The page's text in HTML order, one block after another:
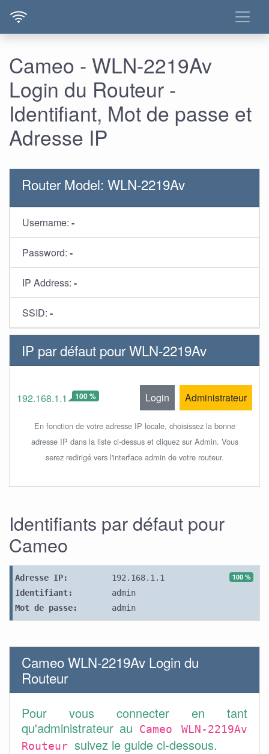
Cameo - WLN-2219Av
Login du Routeur -
Identifiant, Mot de passe et
Adresse IP
Router Model: WLN-2219Av
Username: -
Password: -
IP Address: -
SSID: -
IP par défaut pour WLN-2219Av
192.168.1.1 100 % Login Administrateur
En fonction de votre adresse IP locale, choisissez la bonne
adresse IP dans la liste ci-dessus et cliquez sur Admin. Vous
serez redirigé vers l'interface admin de votre routeur.
Identifiants par défaut pour
Cameo
100 %
Adresse IP:
192.168.1.1
Identifiant:
admin
Mot de passe:
admin
Cameo WLN-2219Av Login du
Routeur
Pour vous connecter en tant
qu'administrateur au
Cameo WLN-2219Av
Routeur suivez le guide ci-dessous.